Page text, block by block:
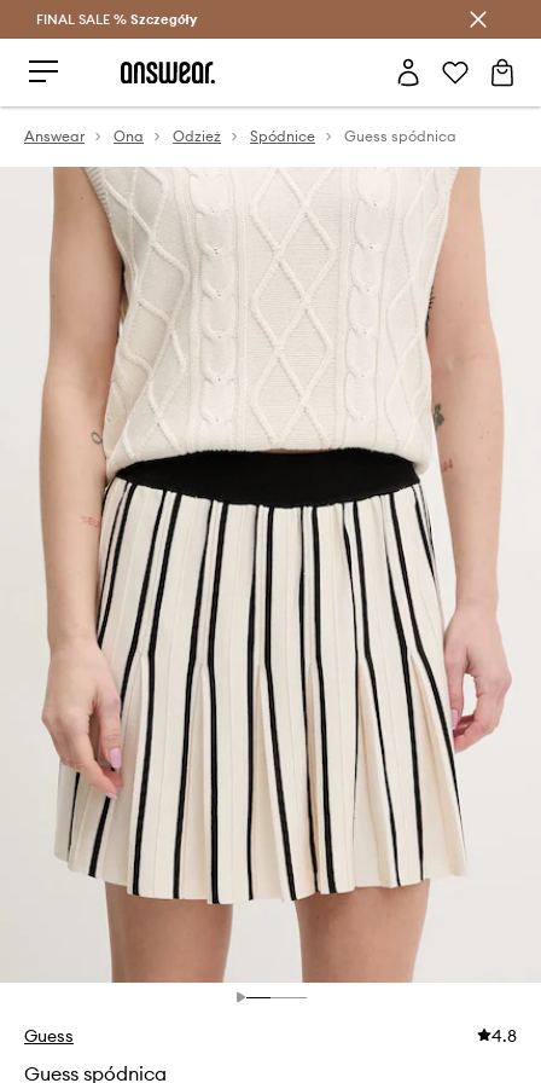
Oszczędzaj z Answear Club >
FINAL SALE % Szczegóły
Answear Ona Odzież Spódnice Guess spódnica
Guess 4.8
Guess spódnica